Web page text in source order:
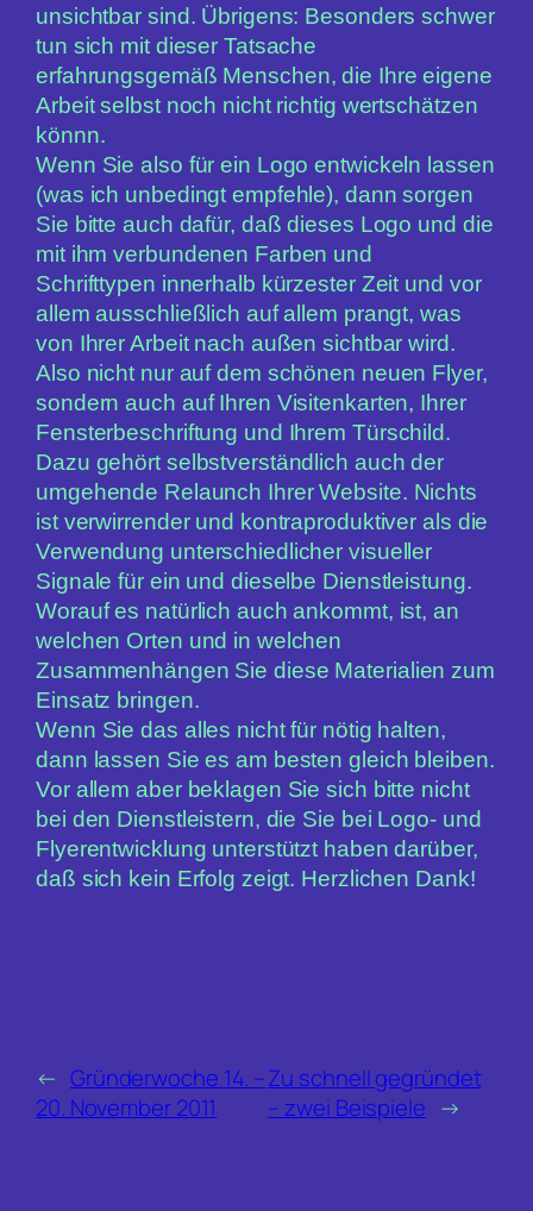
unsichtbar sind. Übrigens: Besonders schwer
tun sich mit dieser Tatsache
erfahrungsgemäß Menschen, die Ihre eigene
Arbeit selbst noch nicht richtig wertschätzen
könnn.
Wenn Sie also für ein Logo entwickeln lassen
(was ich unbedingt empfehle), dann sorgen
Sie bitte auch dafür, daß dieses Logo und die
mit ihm verbundenen Farben und
Schrifttypen innerhalb kürzester Zeit und vor
allem ausschließlich auf allem prangt, was
von Ihrer Arbeit nach außen sichtbar wird.
Also nicht nur auf dem schönen neuen Flyer,
sondern auch auf Ihren Visitenkarten, Ihrer
Fensterbeschriftung und Ihrem Türschild.
Dazu gehört selbstverständlich auch der
umgehende Relaunch Ihrer Website. Nichts
ist verwirrender und kontraproduktiver als die
Verwendung unterschiedlicher visueller
Signale für ein und dieselbe Dienstleistung.
Worauf es natürlich auch ankommt, ist, an
welchen Orten und in welchen
Zusammenhängen Sie diese Materialien zum
Einsatz bringen.
Wenn Sie das alles nicht für nötig halten,
dann lassen Sie es am besten gleich bleiben.
Vor allem aber beklagen Sie sich bitte nicht
bei den Dienstleistern, die Sie bei Logo- und
Flyerentwicklung unterstützt haben darüber,
daß sich kein Erfolg zeigt. Herzlichen Dank!
← Gründerwoche 14. –
20. November 2011
Zu schnell gegründet
– zwei Beispiele →